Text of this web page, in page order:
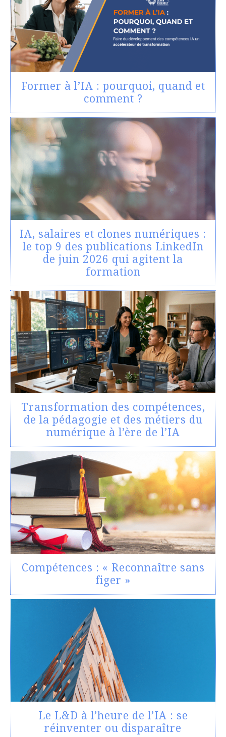
Former à l’IA : pourquoi, quand et
comment ?
IA, salaires et clones numériques :
le top 9 des publications LinkedIn
de juin 2026 qui agitent la
formation
Transformation des compétences,
de la pédagogie et des métiers du
numérique à l’ère de l’IA
Compétences : « Reconnaître sans
figer »
Le L&D à l’heure de l’IA : se
réinventer ou disparaître